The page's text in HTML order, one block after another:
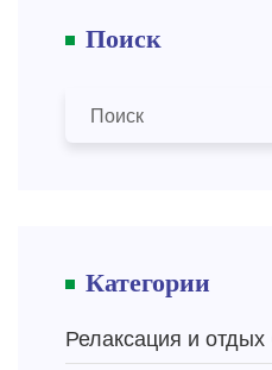
Поиск
Категории
Релаксация и отдых